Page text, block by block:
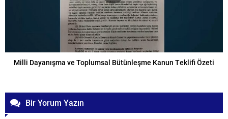
Milli Dayanışma ve Toplumsal Bütünleşme Kanun Teklifi Özeti
Bir Yorum Yazın